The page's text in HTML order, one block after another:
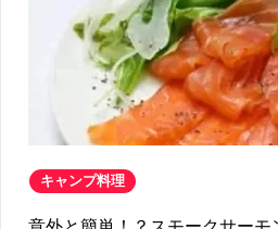
キャンプ料理